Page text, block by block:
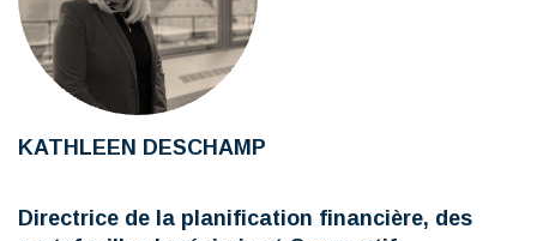
KATHLEEN DESCHAMP
Directrice de la planification financière, des